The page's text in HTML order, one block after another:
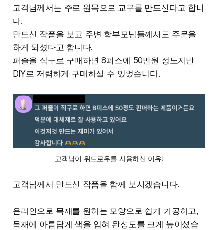
고객님께서는 주로 원목으로 교구를 만드신다고 합니
다.
만드신 작품을 보고 주변 학부모님들께서도 주문을
하게 되셨다고 합니다.
퍼즐을 직구로 구매하면 8피스에 50만원 정도지만
DIY로 저렴하게 구매하실 수 있었습니다.
고객님이 위드로우를 사용하신 이유!
고객님께서 만드신 작품을 함께 보시겠습니다.
온라인으로 목재를 원하는 모양으로 쉽게 가공하고,
목재에 아름답게 색을 입혀 완성도를 크게 높이셨습